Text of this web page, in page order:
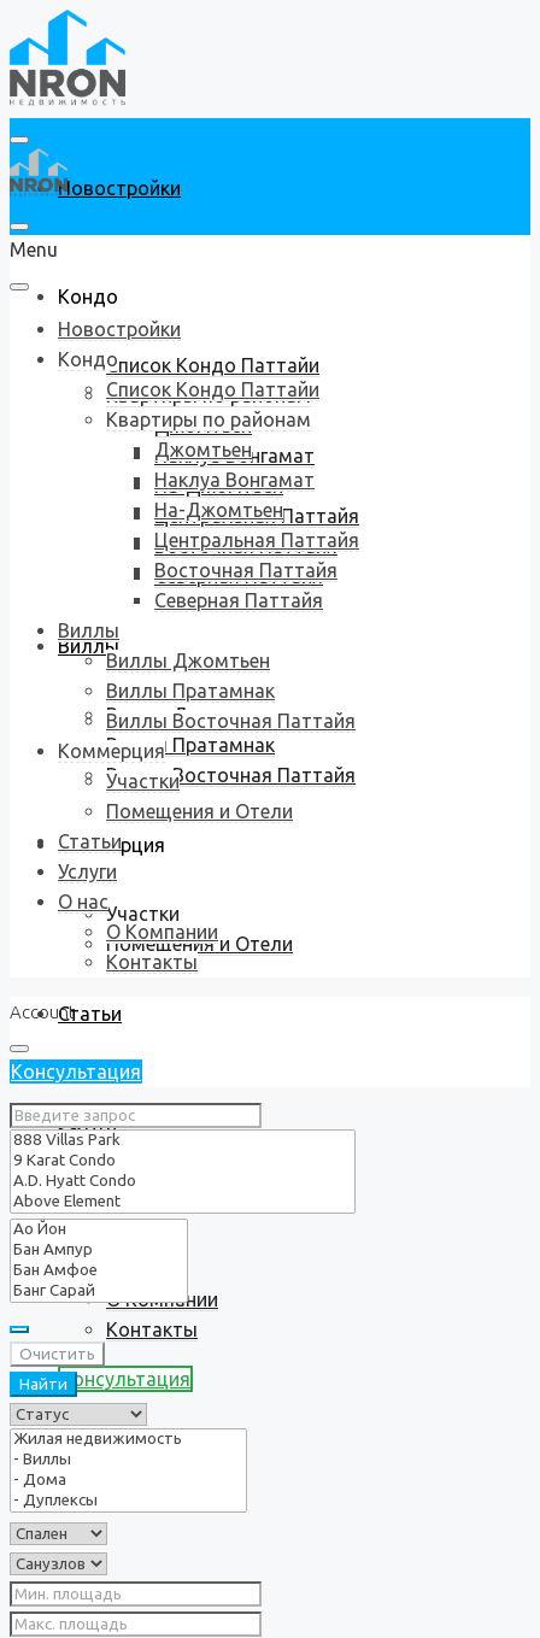
Новостройки
Кондо
Список Кондо Паттайи
Квартиры по районам
Джомтьен
Наклуа Вонгамат
На-Джомтьен
Центральная Паттайя
Восточная Паттайя
Северная Паттайя
Виллы
Виллы Джомтьен
Виллы Пратамнак
Виллы Восточная Паттайя
Коммерция
Участки
Помещения и Отели
Статьи
Услуги
О нас
О Компании
Контакты
Консультация
Menu
Новостройки
Кондо
Список Кондо Паттайи
Квартиры по районам
Джомтьен
Наклуа Вонгамат
На-Джомтьен
Центральная Паттайя
Восточная Паттайя
Северная Паттайя
Виллы
Виллы Джомтьен
Виллы Пратамнак
Виллы Восточная Паттайя
Коммерция
Участки
Помещения и Отели
Статьи
Услуги
О нас
О Компании
Контакты
Account
Консультация
Очистить
Найти